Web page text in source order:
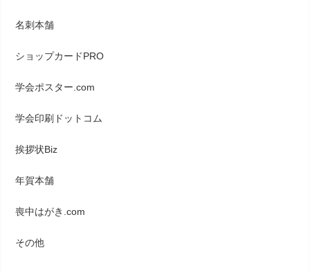
名刺本舗
ショップカードPRO
学会ポスター.com
学会印刷ドットコム
挨拶状Biz
年賀本舗
喪中はがき.com
その他